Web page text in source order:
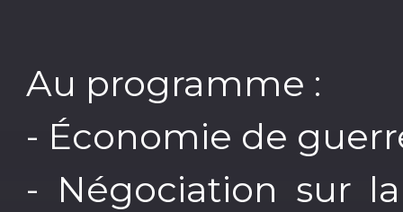
Au programme :
- Économie de
- Négociation sur